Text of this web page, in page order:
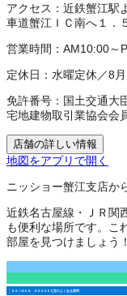
アクセス： 近鉄蟹江駅
車道蟹江ＩＣ南へ１．
営業時間： AM10:00～
定休日： 水曜定休／8
免許番号： 国土交通大
宅地建物取引業協会会
店舗の詳しい情報
地図をアプリで開く
ニッショー蟹江支店か
近鉄名古屋線・ＪＲ関
も便利な場所です。こ
部屋を見つけましょう！
ＤＡＩＭＡＮ ＨＯＵＳＥ七宝のよくある質問